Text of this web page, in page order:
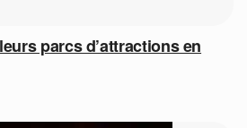
parcs d’attractions en